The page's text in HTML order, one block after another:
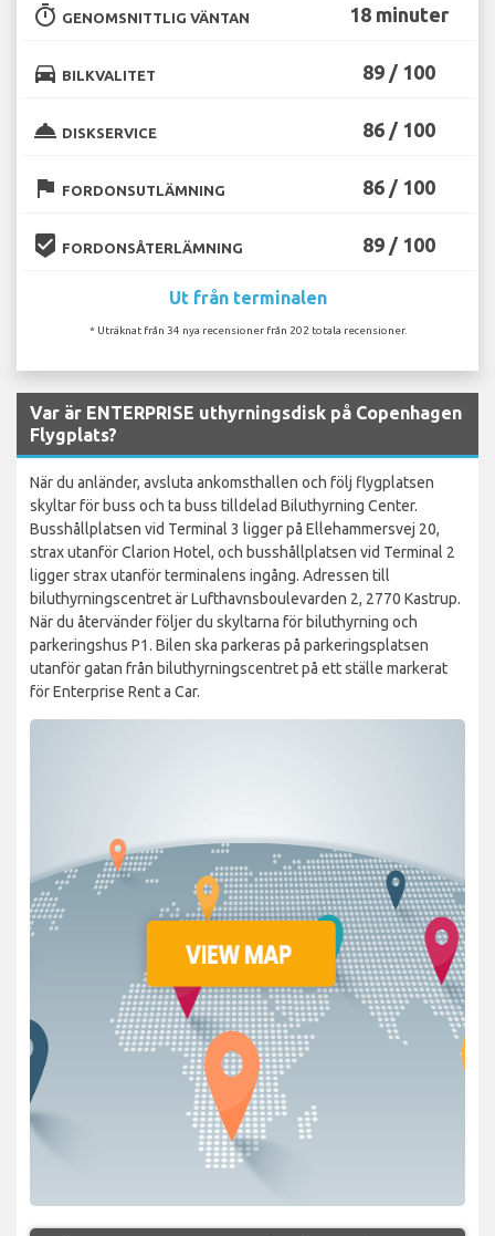
timer GENOMSNITTLIG VÄNTAN 18 minuter
directions_car BILKVALITET 89 / 100
room_service DISKSERVICE 86 / 100
flag FORDONSUTLÄMNING 86 / 100
beenhere FORDONSÅTERLÄMNING 89 / 100
Ut från terminalen
* Uträknat från 34 nya recensioner från 202 totala recensioner.
Var är ENTERPRISE uthyrningsdisk på Copenhagen
Flygplats?
När du anländer, avsluta ankomsthallen och följ flygplatsen
skyltar för buss och ta buss tilldelad Biluthyrning Center.
Busshållplatsen vid Terminal 3 ligger på Ellehammersvej 20,
strax utanför Clarion Hotel, och busshållplatsen vid Terminal 2
ligger strax utanför terminalens ingång. Adressen till
biluthyrningscentret är Lufthavnsboulevarden 2, 2770 Kastrup.
När du återvänder följer du skyltarna för biluthyrning och
parkeringshus P1. Bilen ska parkeras på parkeringsplatsen
utanför gatan från biluthyrningscentret på ett ställe markerat
för Enterprise Rent a Car.